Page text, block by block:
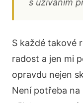
s užíváním
S každé takové
radost a jen mi
opravdu nejen
Není potřeba